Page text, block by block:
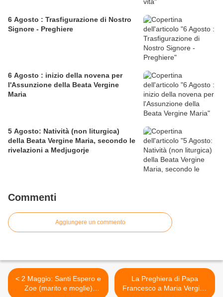
6 Agosto : Trasfigurazione di Nostro
Signore - Preghiere
6 Agosto : inizio della novena per
l'Assunzione della Beata Vergine
Maria
5 Agosto: Natività (non liturgica)
della Beata Vergine Maria, secondo le
rivelazioni a Medjugorje
Commenti
Aggiungere un commento
< 2 Maggio: Santi Espero e
Zoe (marito e moglie)
La Preghiera di Papa
Francesco a Maria Vergine